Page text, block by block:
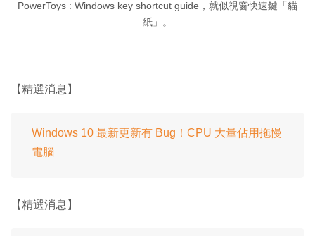
PowerToys : Windows key shortcut guide，就似視窗快速鍵「貓
紙」。
【精選消息】
Windows 10 最新更新有 Bug！CPU 大量佔用拖慢
電腦
【精選消息】